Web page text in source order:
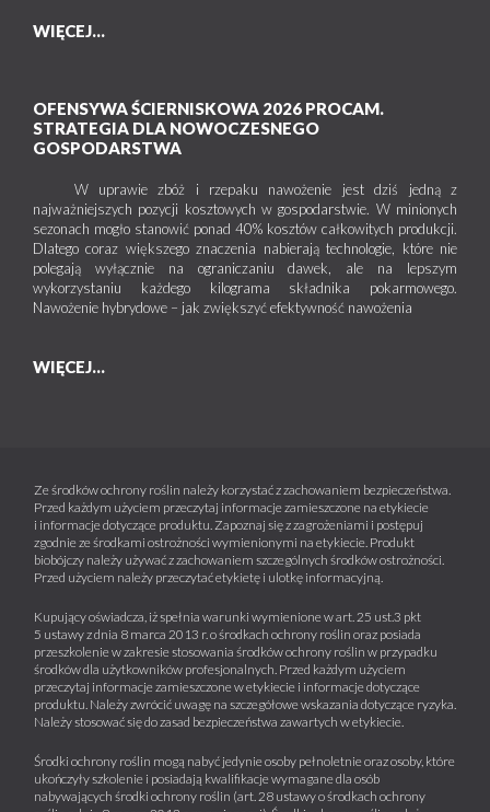
WIĘCEJ...
OFENSYWA ŚCIERNISKOWA 2026 PROCAM.
STRATEGIA DLA NOWOCZESNEGO
GOSPODARSTWA
W uprawie zbóż i rzepaku nawożenie jest dziś jedną z
najważniejszych pozycji kosztowych w gospodarstwie. W minionych
sezonach mogło stanowić ponad 40% kosztów całkowitych produkcji.
Dlatego coraz większego znaczenia nabierają technologie, które nie
polegają wyłącznie na ograniczaniu dawek, ale na lepszym
wykorzystaniu każdego kilograma składnika pokarmowego.
Nawożenie hybrydowe – jak zwiększyć efektywność nawożenia
WIĘCEJ...
Ze środków ochrony roślin należy korzystać z zachowaniem bezpieczeństwa.
Przed każdym użyciem przeczytaj informacje zamieszczone na etykiecie
i informacje dotyczące produktu. Zapoznaj się z zagrożeniami i postępuj
zgodnie ze środkami ostrożności wymienionymi na etykiecie. Produkt
biobójczy należy używać z zachowaniem szczególnych środków ostrożności.
Przed użyciem należy przeczytać etykietę i ulotkę informacyjną.
Kupujący oświadcza, iż spełnia warunki wymienione w art. 25 ust.3 pkt
5 ustawy z dnia 8 marca 2013 r. o środkach ochrony roślin oraz posiada
przeszkolenie w zakresie stosowania środków ochrony roślin w przypadku
środków dla użytkowników profesjonalnych. Przed każdym użyciem
przeczytaj informacje zamieszczone w etykiecie i informacje dotyczące
produktu. Należy zwrócić uwagę na szczegółowe wskazania dotyczące ryzyka.
Należy stosować się do zasad bezpieczeństwa zawartych w etykiecie.
Środki ochrony roślin mogą nabyć jedynie osoby pełnoletnie oraz osoby, które
ukończyły szkolenie i posiadają kwalifikacje wymagane dla osób
nabywających środki ochrony roślin (art. 28 ustawy o środkach ochrony